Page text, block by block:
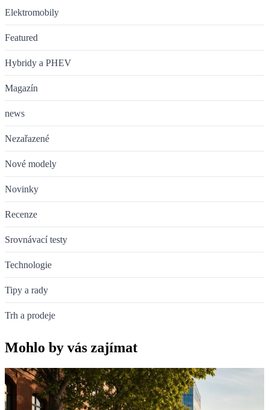
Elektromobily
Featured
Hybridy a PHEV
Magazín
news
Nezařazené
Nové modely
Novinky
Recenze
Srovnávací testy
Technologie
Tipy a rady
Trh a prodeje
Mohlo by vás zajímat